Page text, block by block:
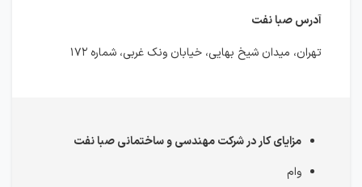
آدرس صبا نفت
تهران، میدان شیخ بهایی، خیابان ونک غربی، شماره ۱۷۲
مزایای کار در شركت مهندسی و ساختمانی صبا نفت
وام